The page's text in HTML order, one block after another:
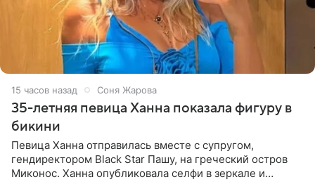
15 часов назад Соня Жарова
35-летняя певица Ханна показала фигуру в
бикини
Певица Ханна отправилась вместе с супругом,
гендиректором Black Star Пашу, на греческий остров
Миконос. Ханна опубликовала селфи в зеркале и